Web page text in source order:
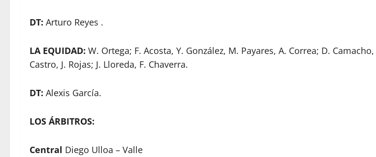
DT: Arturo Reyes .
LA EQUIDAD: W. Ortega; F. Acosta, Y. González, M. Payares, A. Correa; D. Camacho,
Castro, J. Rojas; J. Lloreda, F. Chaverra.
DT: Alexis García.
LOS ÁRBITROS:
Central Diego Ulloa – Valle